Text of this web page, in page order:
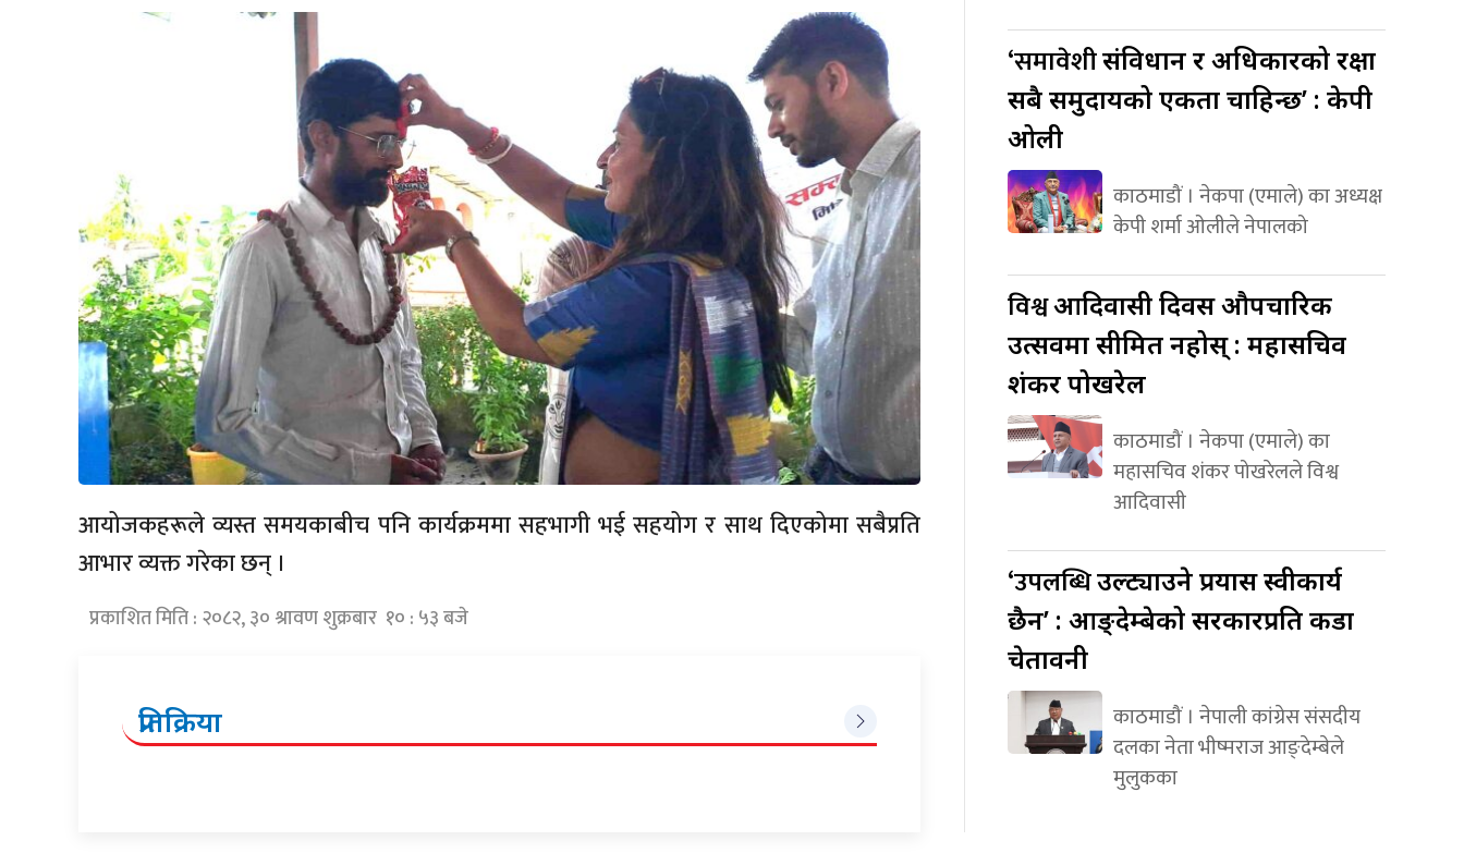
आयोजकहरूले व्यस्त समयकाबीच पनि कार्यक्रममा सहभागी भई सहयोग र साथ दिएकोमा सबैप्रति
आभार व्यक्त गरेका छन् ।
प्रकाशित मिति : २०८२, ३० श्रावण शुक्रबार १० : ५३ बजे
प्रतिक्रिया
‘समावेशीसंविधान र अधिकारको रक्षा
सबै समुदायको एकता चाहिन्छ’ : केपी
ओली
काठमाडौं । नेकपा (एमाले) का अध्यक्ष
केपी शर्मा ओलीले नेपालको
विश्वआदिवासी दिवस औपचारिक
उत्सवमा सीमित नहोस् : महासचिव
शंकर पोखरेल
काठमाडौं । नेकपा (एमाले) का
महासचिव शंकर पोखरेलले विश्व
आदिवासी
‘उपलब्धिउल्ट्याउने प्रयास स्वीकार्य
छैन’ : आङ्देम्बेको सरकारप्रति कडा
चेतावनी
काठमाडौं । नेपाली कांग्रेस संसदीय
दलका नेता भीष्मराज आङ्देम्बेले
मुलुकका